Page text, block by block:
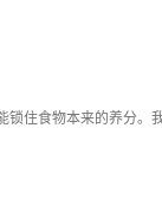
住食物本来的养分。